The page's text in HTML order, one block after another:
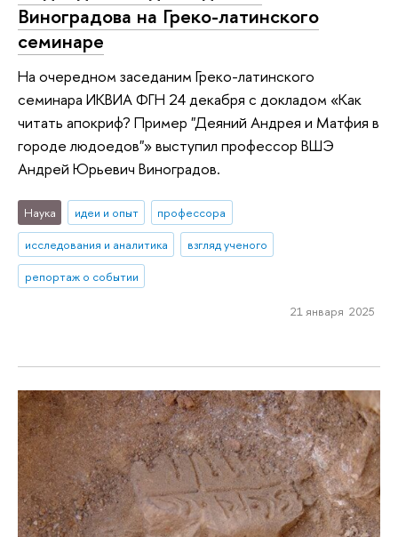
Виноградова на Греко-латинского
семинаре
На очередном заседаним Греко-латинского
семинара ИКВИА ФГН 24 декабря с докладом «Как
читать апокриф? Пример "Деяний Андрея и Матфия в
городе людоедов"» выступил профессор ВШЭ
Андрей Юрьевич Виноградов.
Наука идеи и опыт
профессора
исследования и аналитика
взгляд ученого
репортаж о событии
21 января 2025